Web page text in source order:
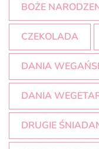
BOŻE
CZEKOLADA
DANIA
DANIA
DRUGIE